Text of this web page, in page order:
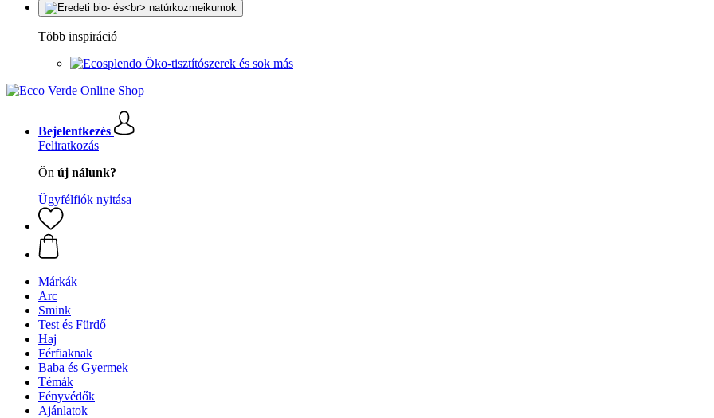
Több inspiráció
Öko-tisztítószerek és sok más
Bejelentkezés
Feliratkozás
Ön új nálunk?
Ügyfélfiók nyitása
Márkák
Arc
Smink
Test és Fürdő
Haj
Férfiaknak
Baba és Gyermek
Témák
Fényvédők
Ajánlatok